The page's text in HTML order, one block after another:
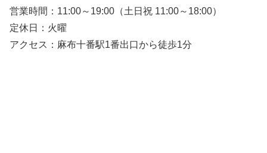
営業時間：11:00～19:00（土日祝 11:00～18:00）
定休日：火曜
アクセス：麻布十番駅1番出口から徒歩1分